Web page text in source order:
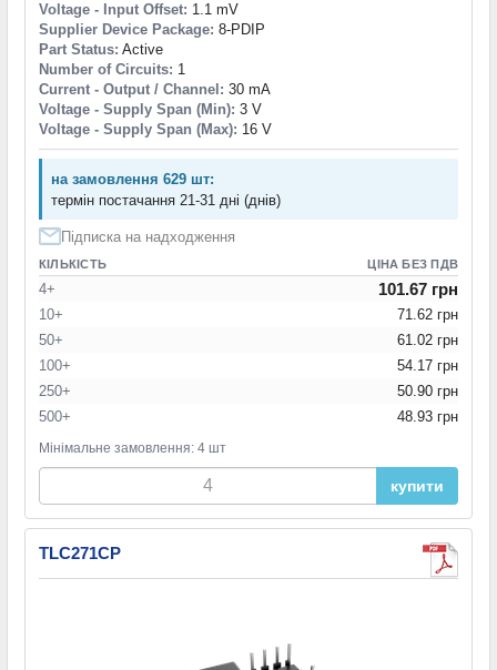
Voltage - Input Offset: 1.1 mV
Supplier Device Package: 8-PDIP
Part Status: Active
Number of Circuits: 1
Current - Output / Channel: 30 mA
Voltage - Supply Span (Min): 3 V
Voltage - Supply Span (Max): 16 V
на замовлення 629 шт:
термін постачання 21-31 дні (днів)
Підписка на надходження
КІЛЬКІСТЬ ЦІНА БЕЗ ПДВ
4+ 101.67 грн
10+
71.62 грн
50+
61.02 грн
100+
54.17 грн
250+
50.90 грн
500+
48.93 грн
Мінімальне замовлення: 4 шт
купити
TLC271CP